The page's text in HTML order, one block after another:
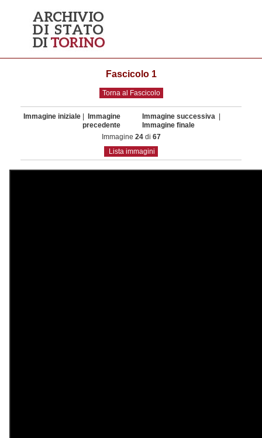
Fascicolo 1
Torna al Fascicolo
Immagine iniziale
Immagine
precedente
Immagine successiva
Immagine finale
Immagine 24di 67
Lista immagini